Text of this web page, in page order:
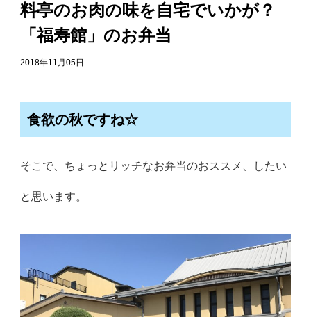
料亭のお肉の味を自宅でいかが？
「福寿館」のお弁当
2018年11月05日
食欲の秋ですね☆
そこで、ちょっとリッチなお弁当のおススメ、したい
と思います。